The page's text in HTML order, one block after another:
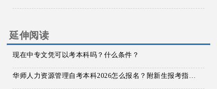
延伸阅读
现在中专文凭可以考本科吗？什么条件？
华师人力资源管理自考本科2026怎么报名？附新生报考指南！